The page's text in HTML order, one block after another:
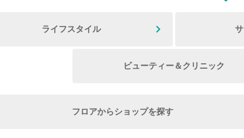
ライフスタイル
ビューティー＆クリニック
フロアからショップを探す